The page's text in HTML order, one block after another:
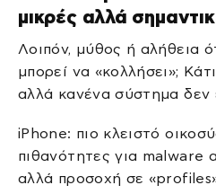
μικρές αλλά
Λοιπόν, μύθος ή αλήθεια
μπορεί να «κολλήσει»;
αλλά κανένα σύστημα δεν
iPhone: πιο κλειστό
πιθανότητες για malware
αλλά προσοχή σε